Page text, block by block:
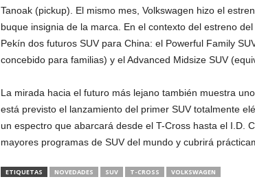
Tanoak (pickup). El mismo mes, Volkswagen hizo el
buque insignia de la marca. En el contexto del estreno
Pekín dos futuros SUV para China: el Powerful Family
concebido para familias) y el Advanced Midsize SUV
La mirada hacia el futuro más lejano también muestra
está previsto el lanzamiento del primer SUV totalmente
un espectro que abarcará desde el T-Cross hasta el I.D.
mayores programas de SUV del mundo y cubrirá
ETIQUETAS NOVEDADES SUV T-CROSS VOLKSWAGEN